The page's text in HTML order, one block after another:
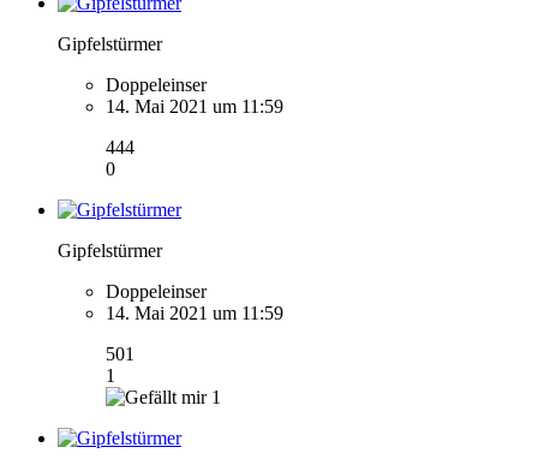
Gipfelstürmer
Doppeleinser
14. Mai 2021 um 11:59
444
0
Gipfelstürmer
Doppeleinser
14. Mai 2021 um 11:59
501
1
1